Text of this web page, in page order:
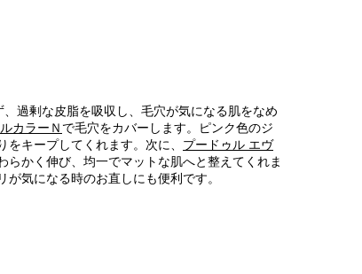
過剰な皮脂を吸収し、毛穴が気になる肌をなめ
カラーＮ で毛穴をカバーします。ピンク色のジ
キープしてくれます。次に、 プードゥル エヴ
かく伸び、均一でマットな肌へと整えてくれま
気になる時のお直しにも便利です。